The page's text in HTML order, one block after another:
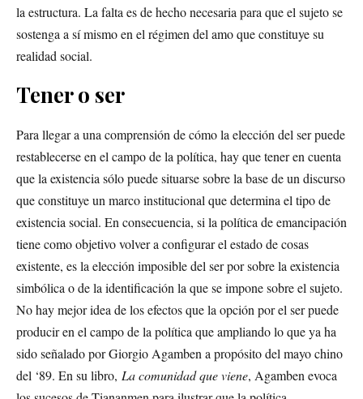
la estructura. La falta es de hecho necesaria para que el sujeto se
sostenga a sí mismo en el régimen del amo que constituye su
realidad social.
Tener o ser
Para llegar a una comprensión de cómo la elección del ser puede
restablecerse en el campo de la política, hay que tener en cuenta
que la existencia sólo puede situarse sobre la base de un discurso
que constituye un marco institucional que determina el tipo de
existencia social. En consecuencia, si la política de emancipación
tiene como objetivo volver a configurar el estado de cosas
existente, es la elección imposible del ser por sobre la existencia
simbólica o de la identificación la que se impone sobre el sujeto.
No hay mejor idea de los efectos que la opción por el ser puede
producir en el campo de la política que ampliando lo que ya ha
sido señalado por Giorgio Agamben a propósito del mayo chino
del ‘89. En su libro, La comunidad que viene, Agamben evoca